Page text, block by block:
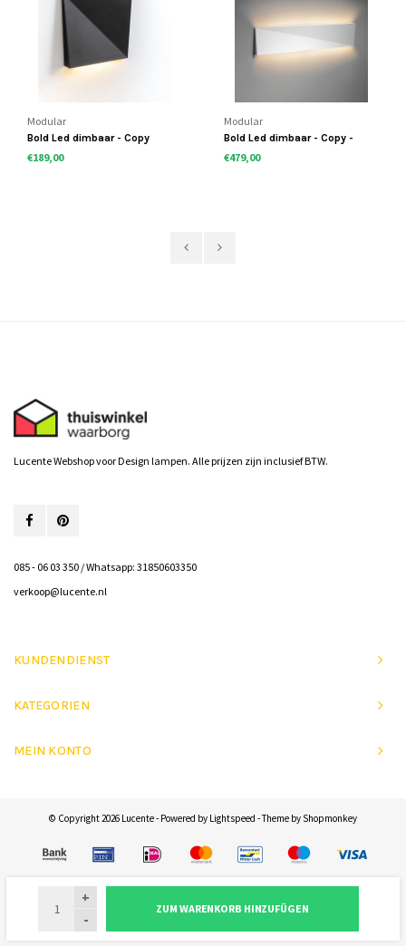
+
-
ZUM WARENKORB HINZUFÜGEN
Modular
Bold Led dimbaar - Copy
€189,00
Modular
Bold Led dimbaar - Copy -
Copy - Copy
€479,00
Lucente Webshop voor Design lampen. Alle prijzen zijn inclusief BTW.
085 - 06 03 350 / Whatsapp: 31850603350
verkoop@lucente.nl
KUNDENDIENST
KATEGORIEN
MEIN KONTO
© Copyright 2026 Lucente - Powered by Lightspeed - Theme by Shopmonkey